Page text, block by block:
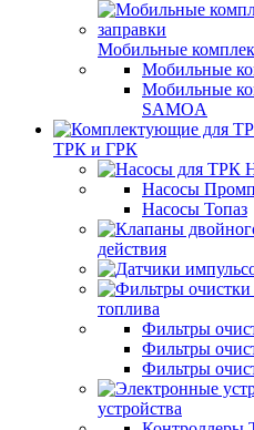
Мобильные
Мобильные
Мобильные
SAMOA
ТРК и ГРК
Насосы
Насосы Топаз
действия
топлива
Фильтры
Фильтры
Фильтры
устройства